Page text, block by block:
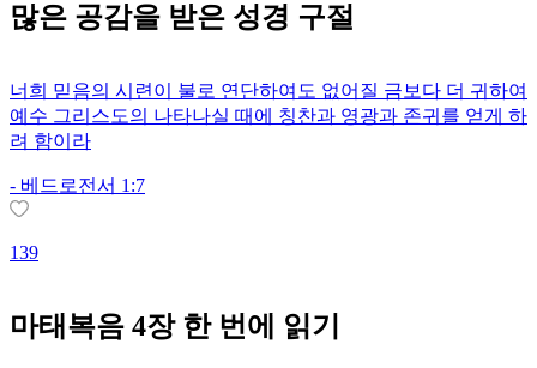
많은 공감을 받은 성경 구절
너희 믿음의 시련이 불로 연단하여도 없어질 금보다 더 귀하여
예수 그리스도의 나타나실 때에 칭찬과 영광과 존귀를 얻게 하
려 함이라
- 베드로전서 1:7
139
마태복음 4장 한 번에 읽기